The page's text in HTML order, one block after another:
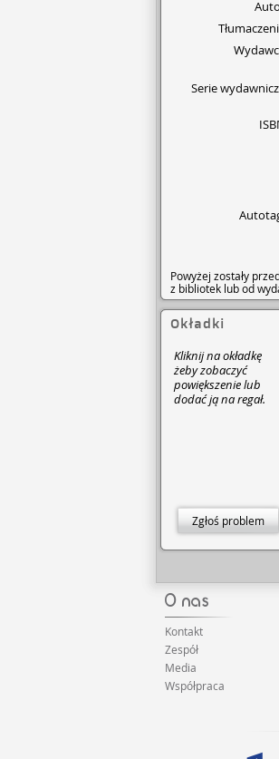
Serie
Powyżej zostały
z bibliotek lub od
Okładki
Kliknij na okładkę
żeby zobaczyć
powiększenie lub
dodać ją na regał.
Zgłoś problem
Kontakt
Zespół
Media
Współpraca